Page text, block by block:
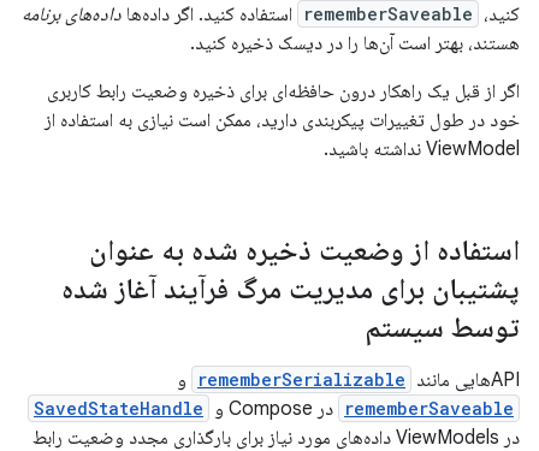
کنید، rememberSaveable استفاده کنید. اگر داده‌ها داده‌های برنامه
هستند، بهتر است آن‌ها را در دیسک ذخیره کنید.
اگر از قبل یک راهکار درون حافظه‌ای برای ذخیره وضعیت رابط کاربری
خود در طول تغییرات پیکربندی دارید، ممکن است نیازی به استفاده از
ViewModel نداشته باشید.
استفاده از وضعیت ذخیره شده به عنوان
پشتیبان برای مدیریت مرگ فرآیند آغاز شده
توسط سیستم
APIهایی مانند rememberSerializable و
rememberSaveable در Compose و SavedStateHandle
در ViewModels داده‌های مورد نیاز برای بارگذاری مجدد وضعیت رابط